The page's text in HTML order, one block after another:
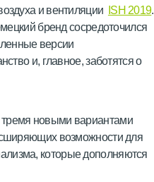
и вентиляции ISH 2019.
бренд сосредоточился
версии
и, главное, заботятся о
тремя новыми вариантами
возможности для
которые дополняются